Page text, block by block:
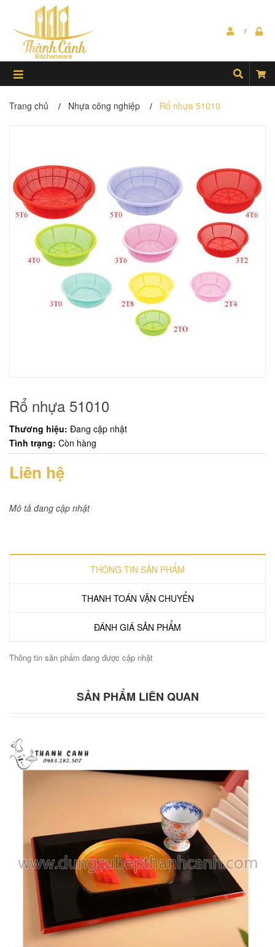
Trang chủ / Nhựa công nghiệp / Rổ nhựa 51010
Rổ nhựa 51010
Thương hiệu: Đang cập nhật
Tình trạng: Còn hàng
Liên hệ
Mô tả đang cập nhật
THÔNG TIN SẢN PHẨM
THANH TOÁN VẬN CHUYỂN
ĐÁNH GIÁ SẢN PHẨM
Thông tin sản phẩm đang được cập nhật
SẢN PHẨM LIÊN QUAN